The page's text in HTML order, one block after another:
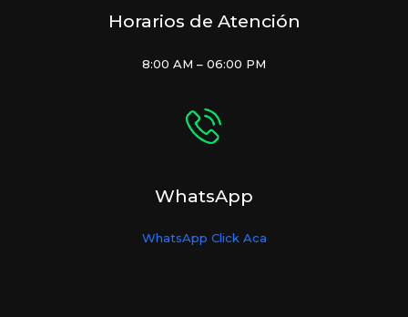
Horarios de Atención
8:00 AM – 06:00 PM
WhatsApp
WhatsApp Click Aca